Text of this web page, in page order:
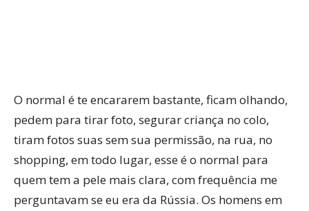
O normal é te encararem bastante, ficam olhando,
pedem para tirar foto, segurar criança no colo,
tiram fotos suas sem sua permissão, na rua, no
shopping, em todo lugar, esse é o normal para
quem tem a pele mais clara, com frequência me
perguntavam se eu era da Rússia. Os homens em